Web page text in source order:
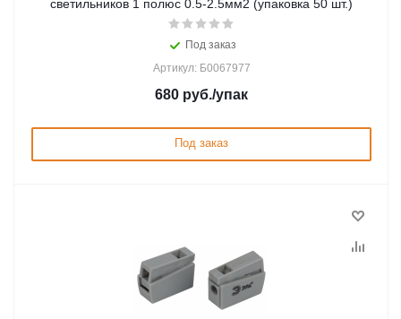
светильников 1 полюс 0.5-2.5мм2 (упаковка 50 шт.)
Под заказ
Артикул: Б0067977
680 руб./упак
Под заказ